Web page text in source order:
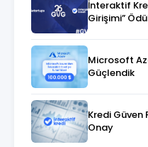
İnteraktif
Girişimi”
Microsoft
Güçlendik
Kredi Güven
Onay